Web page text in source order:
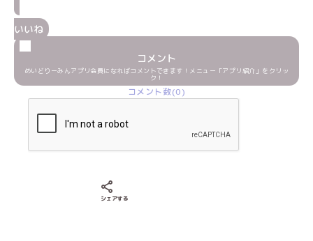
いいね
コメント
めいどりーみんアプリ会員になればコメントできます！メニュー「アプリ紹介」をクリッ
ク！
コメント数(0)
シェアする